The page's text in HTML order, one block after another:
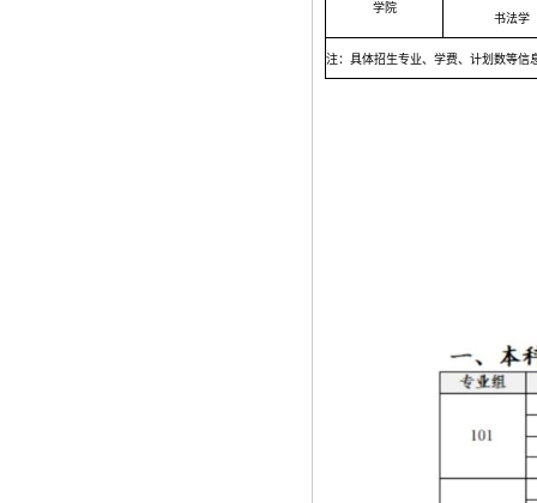
学院
书法学
注：具体招生专业、学费、计划数等信